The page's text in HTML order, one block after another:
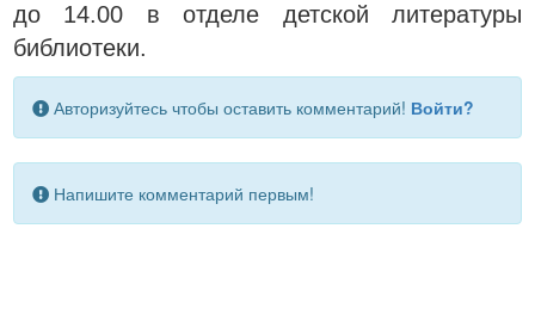
до 14.00 в отделе детской литературы
библиотеки.
Авторизуйтесь чтобы оставить комментарий! Войти?
Напишите комментарий первым!